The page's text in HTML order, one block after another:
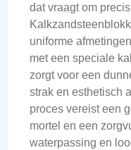
dat vraagt om
uniforme
met een speciale
zorgt voor een
strak en esthetisch
proces vereist een
mortel en een
waterpassing en